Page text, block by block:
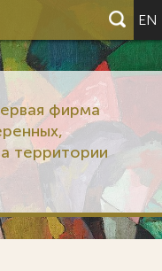
EN
фирма
территории